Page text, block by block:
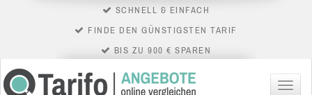
SCHNELL & EINFACH
FINDE DEN GÜNSTIGSTEN TARIF
BIS ZU 900 € SPAREN
Menü